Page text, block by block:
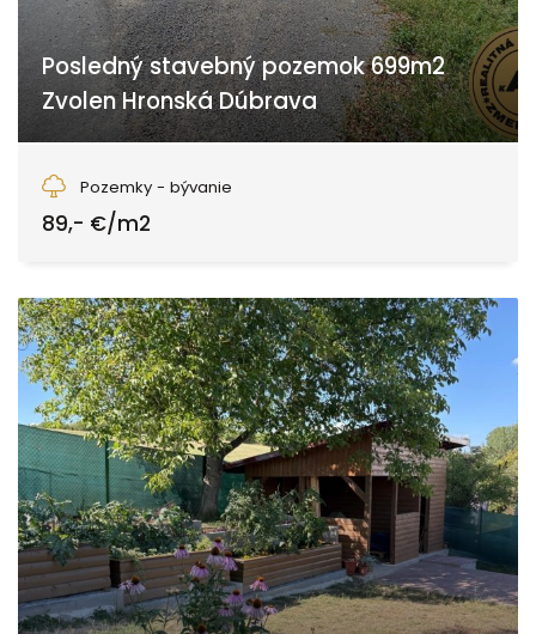
Posledný stavebný pozemok 699m2
Zvolen Hronská Dúbrava
Pozemky - bývanie
89,- €/m2